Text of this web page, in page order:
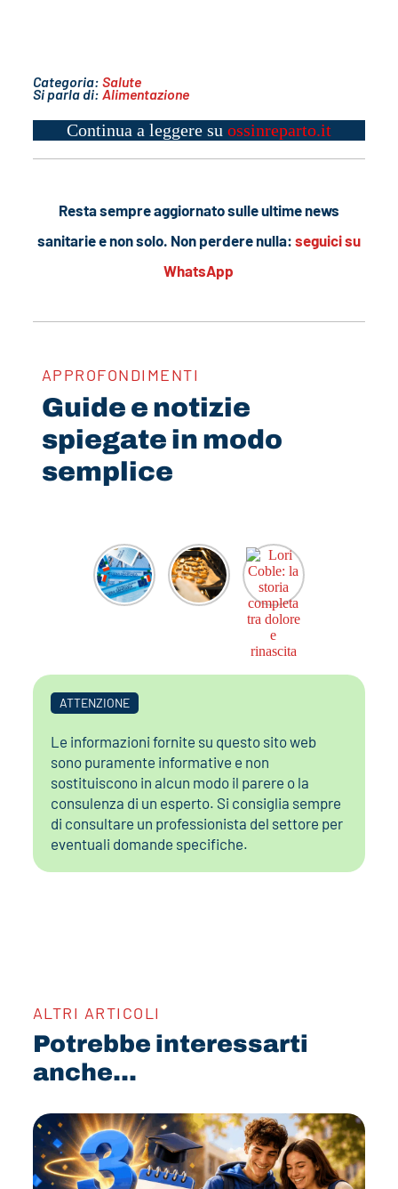
Categoria: Salute
Si parla di: Alimentazione
Continua a leggere su ossinreparto.it
Resta sempre aggiornato sulle ultime news
sanitarie e non solo. Non perdere nulla: seguici su
WhatsApp
APPROFONDIMENTI
Guide e notizie
spiegate in modo
semplice
ATTENZIONE
Le informazioni fornite su questo sito web
sono puramente informative e non
sostituiscono in alcun modo il parere o la
consulenza di un esperto. Si consiglia sempre
di consultare un professionista del settore per
eventuali domande specifiche.
ALTRI ARTICOLI
Potrebbe interessarti
anche...